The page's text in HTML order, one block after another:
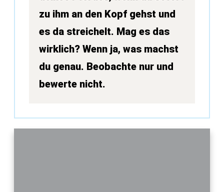
zu ihm an den Kopf gehst und
es da streichelt. Mag es das
wirklich? Wenn ja, was machst
du genau. Beobachte nur und
bewerte nicht.